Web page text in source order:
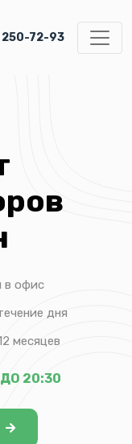
250-72-93
в офис
дня
месяцев
20:30